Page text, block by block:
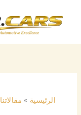
المحتوى
الرئيسية مقالاتنا